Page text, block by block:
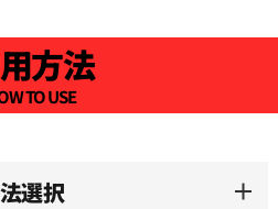
方法
TO USE
選択